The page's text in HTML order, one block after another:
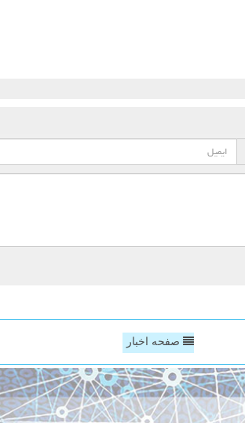
صفحه اخبار